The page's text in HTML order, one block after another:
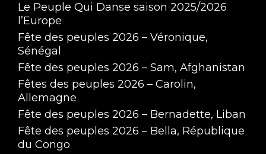
Le Peuple Qui Danse saison 2025/2026
l’Europe
Fête des peuples 2026 – Véronique,
Sénégal
Fête des peuples 2026 – Sam, Afghanistan
Fêtes des peuples 2026 – Carolin,
Allemagne
Fête des peuples 2026 – Bernadette, Liban
Fête des peuples 2026 – Bella, République
du Congo